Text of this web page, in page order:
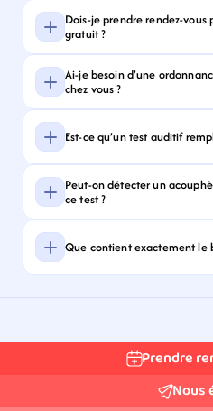
Dois-je prendre rendez-
gratuit ?
Ai-je besoin d’une
chez vous ?
Est-ce qu’un test auditif
Peut-on détecter un
ce test ?
Que contient exactement le
Prendre
Nous